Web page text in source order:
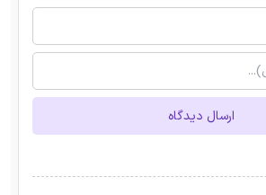
ارسال دیدگاه